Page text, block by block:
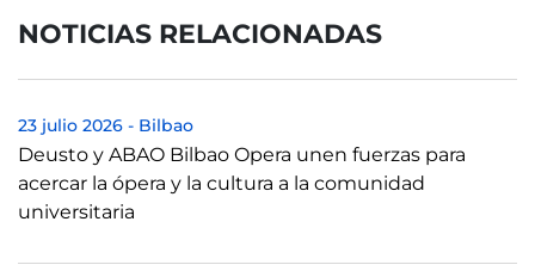
NOTICIAS RELACIONADAS
23 julio 2026 - Bilbao
Deusto y ABAO Bilbao Opera unen fuerzas para
acercar la ópera y la cultura a la comunidad
universitaria